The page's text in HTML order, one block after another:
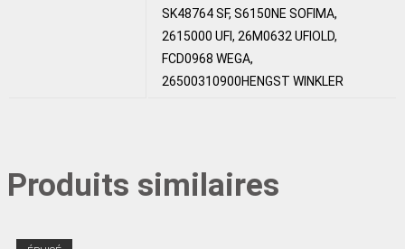
SK48764 SF, S6150NE SOFIMA,
2615000 UFI, 26M0632 UFIOLD,
FCD0968 WEGA,
26500310900HENGST WINKLER
Produits similaires